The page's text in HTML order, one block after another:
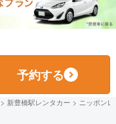
予約する
新豊橋駅レンタカー ニッポン